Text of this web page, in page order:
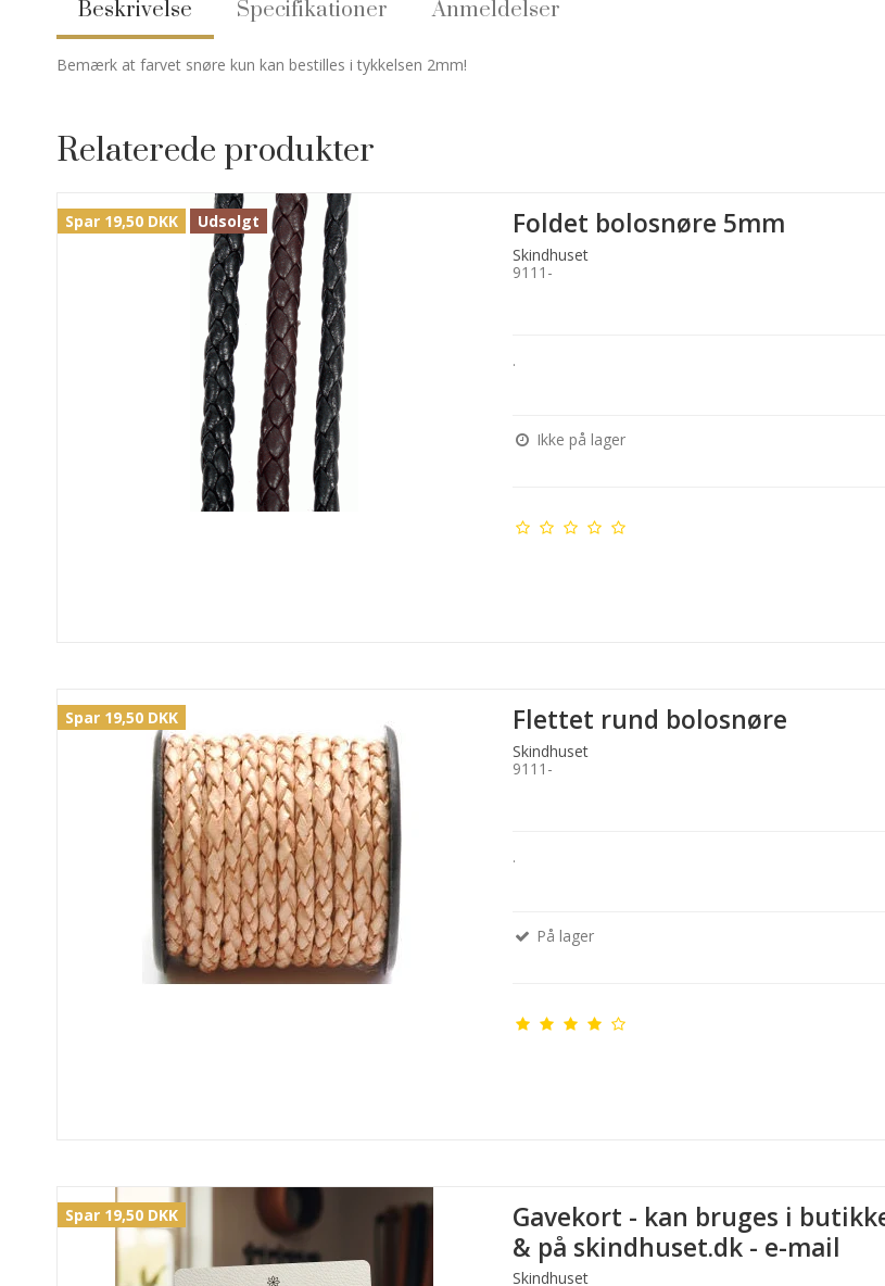
Beskrivelse Specifikationer Anmeldelser
Bemærk at farvet snøre kun kan bestilles i tykkelsen 2mm!
Relaterede produkter
Spar 19,50 DKK Udsolgt Foldet bolosnøre 5mm
Skindhuset
9111-
.
Ikke på lager
Spar 19,50 DKK Flettet rund bolosnøre
Skindhuset
9111-
.
På lager
Spar 19,50 DKK
Gavekort - kan bruges i
& på skindhuset.dk - e-mail
Skindhuset